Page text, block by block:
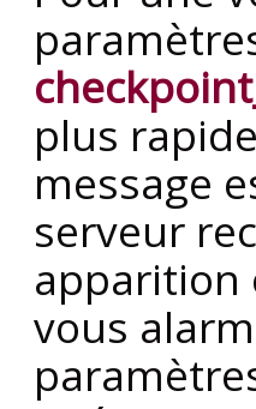
plus
message
serveur
apparition
vous